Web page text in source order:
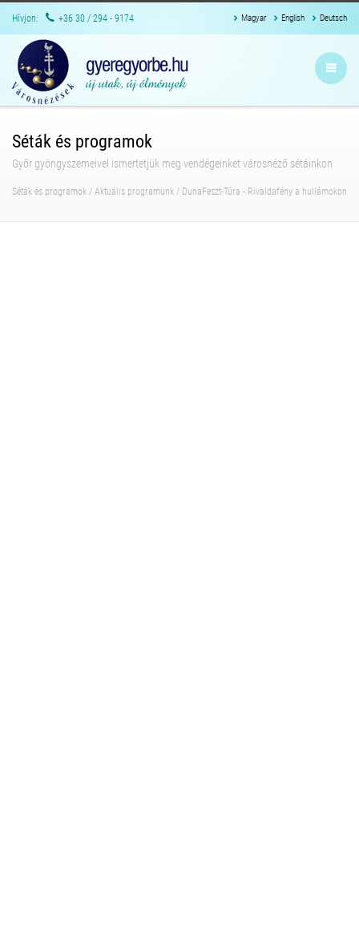
Hívjon: +36 30 / 294 - 9174 Magyar English Deutsch
Séták és programok
Győr gyöngyszemeivel ismertetjük meg vendégeinket városnéző sétáinkon
Séták és programok / Aktuális programunk / DunaFeszt-Túra - Rivaldafény a hullámokon